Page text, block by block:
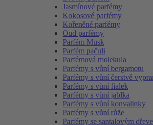
Jasmínové parfémy
Kokosové parfémy
Kořeněné parfémy
Oud parfémy
Parfém Musk
Parfém pačuli
Parfémová molekula
Parfémy s vůní bergamotu
Parfémy s vůní čerstvě
Parfémy s vůní fialek
Parfémy s vůní jablka
Parfémy s vůní konvalinky
Parfémy s vůní růže
Parfémy se santalovým